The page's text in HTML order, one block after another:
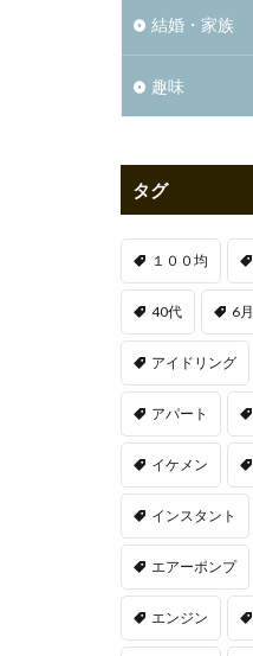
結婚・家族
趣味
タグ
１００均
40代 6月
アイドリング
アパート
イケメン
インスタント
エアーポンプ
エンジン